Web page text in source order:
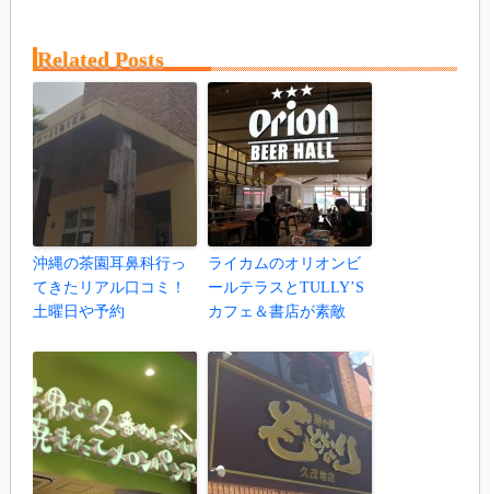
Related Posts
沖縄の茶園耳鼻科行っ
てきたリアル口コミ！
土曜日や予約
ライカムのオリオンビ
ールテラスとTULLY’S
カフェ＆書店が素敵